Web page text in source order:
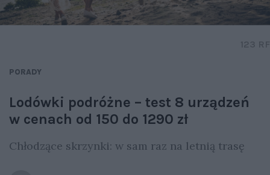
PORADY
Lodówki podróżne – test 8 urządzeń
w cenach od 150 do 1290 zł
Chłodzące skrzynki: w sam raz na letnią trasę